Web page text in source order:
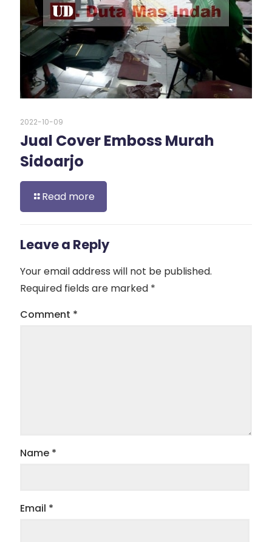
2022-10-09
Jual Cover Emboss Murah
Sidoarjo
Read more
Leave a Reply
Your email address will not be published.
Required fields are marked *
Comment *
Name *
Email *